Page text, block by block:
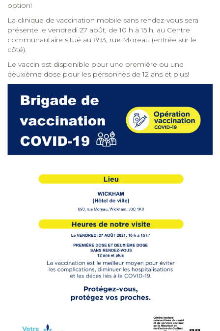
option!
La clinique de vaccination mobile sans rendez-vous sera
présente le vendredi 27 août, de 10 h à 15 h, au Centre
communautaire situé au 893, rue Moreau (entrée sur le
côté).
Le vaccin est disponible pour une première ou une
deuxième dose pour les personnes de 12 ans et plus!